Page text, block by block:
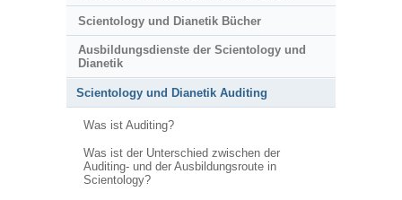
Scientology und Dianetik Bücher
Ausbildungsdienste der Scientology und
Dianetik
Scientology und Dianetik Auditing
Was ist Auditing?
Was ist der Unterschied zwischen der
Auditing- und der Ausbildungsroute in
Scientology?